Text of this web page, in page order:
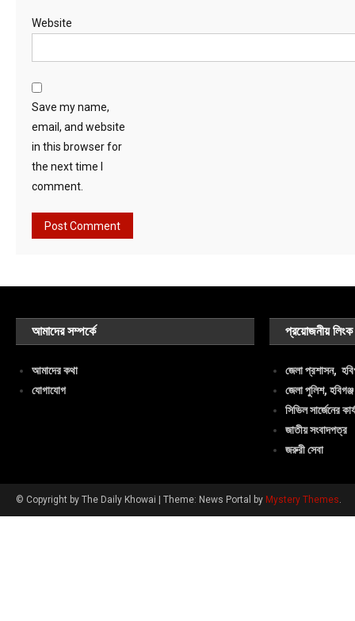
Website
Save my name,
email, and website
in this browser for
the next time I
comment.
আমাদের সম্পর্কে
আমাদের কথা
যোগাযোগ
প্রয়োজনীয় লিংক
জেলা প্রশাসন,
জেলা পুলিশ, হবিগঞ্জ
সিভিল সার্জেনের
জাতীয় সংবাদপত্র
জরুরী সেবা
© Copyright by The Daily Khowai | Theme: News Portal by Mystery Themes